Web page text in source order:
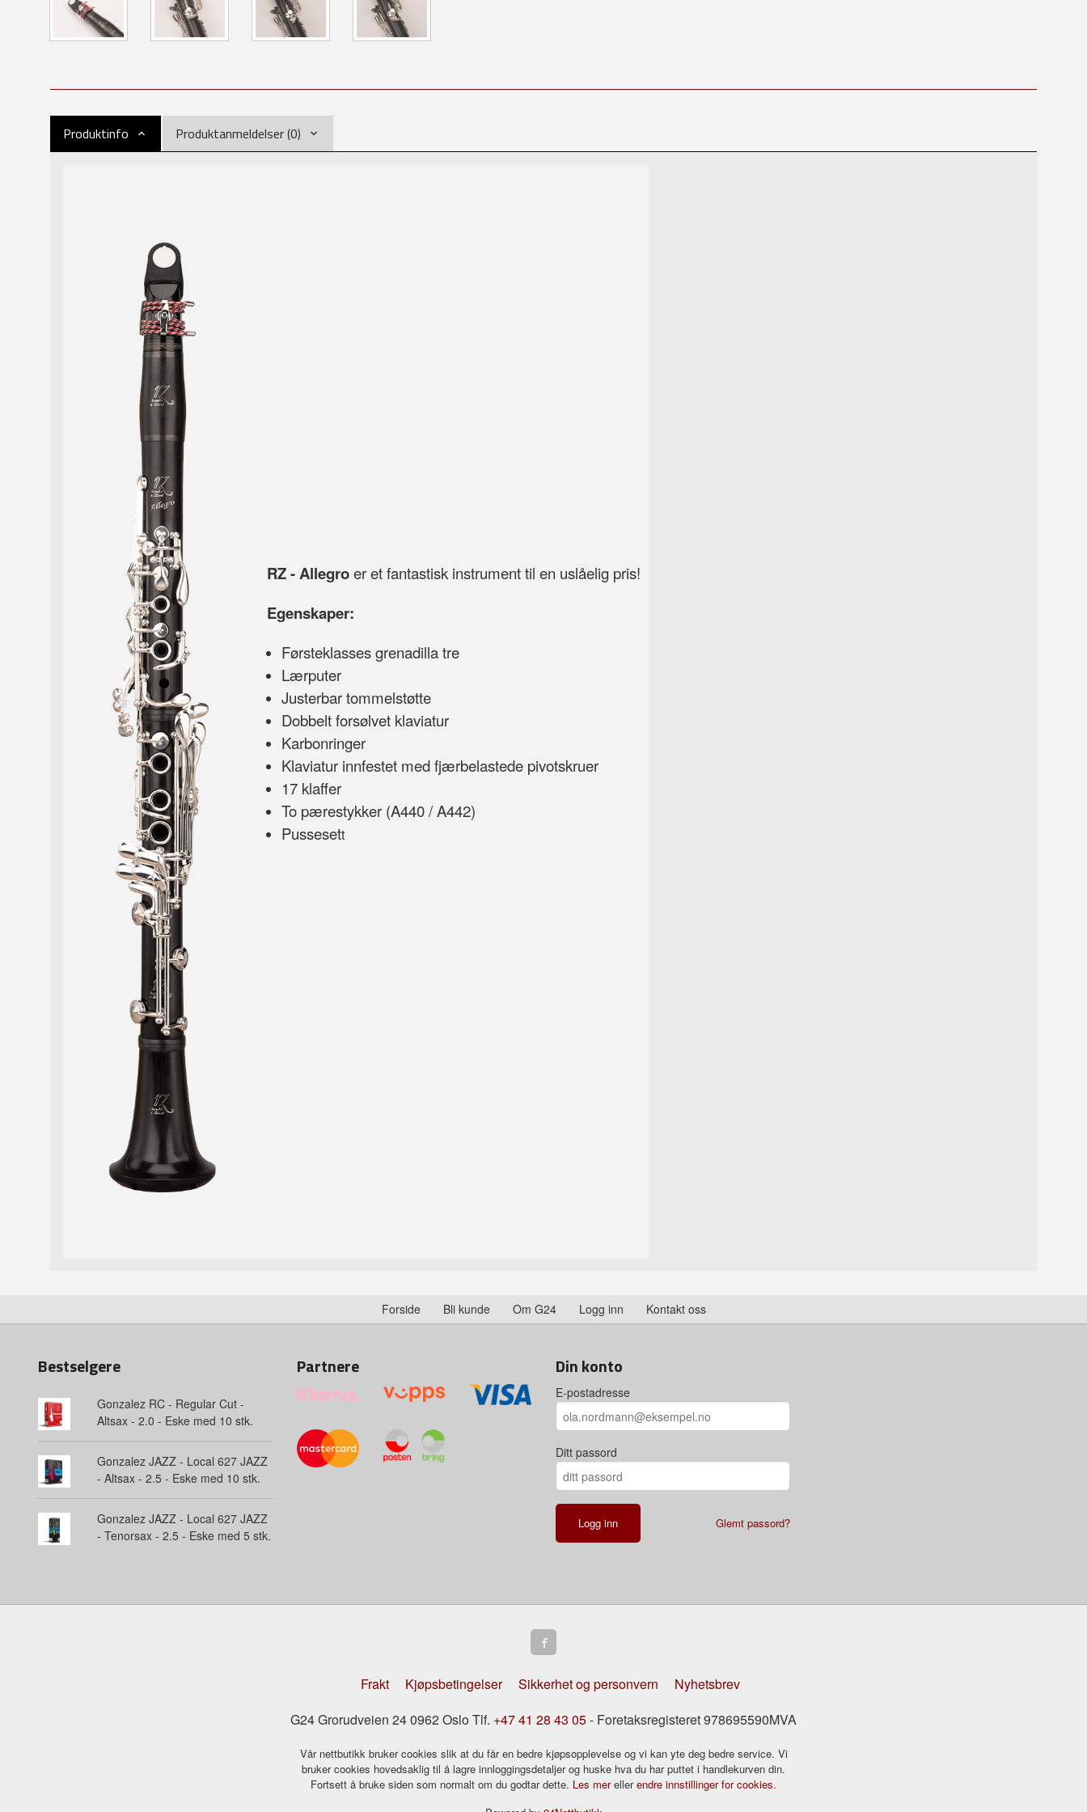
Produktinfo Produktanmeldelser (0)
RZ - Allegroer et fantastisk instrument til en uslåelig pris!
Egenskaper:
Førsteklasses grenadilla tre
Lærputer
Justerbar tommelstøtte
Dobbelt forsølvet klaviatur
Karbonringer
Klaviatur innfestet med fjærbelastede pivotskruer
17 klaffer
To pærestykker (A440 / A442)
Pussesett
Forside Bli kunde Om G24 Logg inn Kontakt oss
Bestselgere
Gonzalez RC - Regular Cut -
Altsax - 2.0 - Eske med 10 stk.
Gonzalez JAZZ - Local 627 JAZZ
- Altsax - 2.5 - Eske med 10 stk.
Gonzalez JAZZ - Local 627 JAZZ
- Tenorsax - 2.5 - Eske med 5 stk.
Partnere Din konto
E-postadresse
Ditt passord
Glemt passord?
Frakt Kjøpsbetingelser Sikkerhet og personvern
Nyhetsbrev
G24 Grorudveien 24 0962 Oslo Tlf. +47 41 28 43 05- Foretaksregisteret 978695590MVA
Vår nettbutikk bruker cookies slik at du får en bedre kjøpsopplevelse og vi kan yte deg bedre service. Vi
bruker cookies hovedsaklig til å lagre innloggingsdetaljer og huske hva du har puttet i handlekurven din.
Fortsett å bruke siden som normalt om du godtar dette. Les merellerendre innstillinger for cookies.